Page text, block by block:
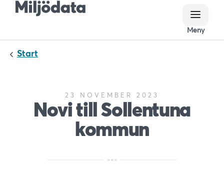
Meny
Start
23 NOVEMBER 2023
Novi till Sollentuna
kommun